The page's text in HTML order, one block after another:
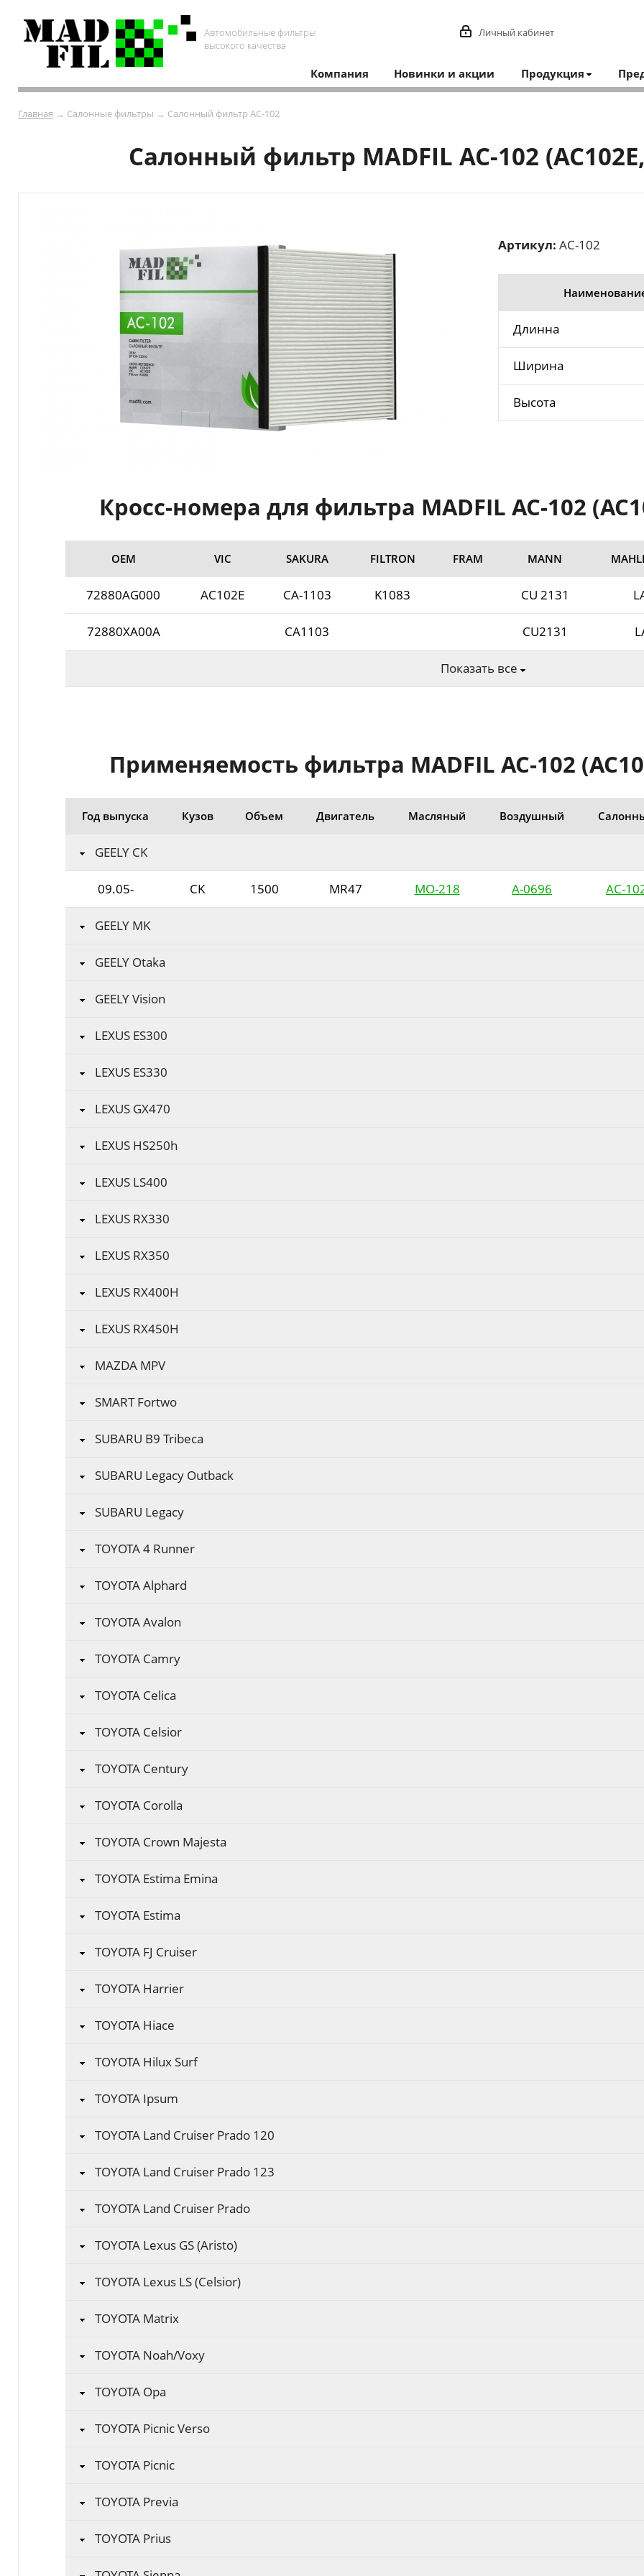
Автомобильные фильтры
высокого качества
Личный кабинет
Компания Новинки и акции Продукция
Главная → Салонные фильтры → Салонный фильтр AC-102
Салонный фильтр MADFIL AC-102
Артикул: AC-102
Длинна
Ширина
Высота
Кросс-номера для фильтра MADFIL AC-102
ОЕМ VIC SAKURA FILTRON FRAM MANN
72880AG000 AC102E CA-1103 K1083 CU 2131
72880XA00A CA1103 CU2131
Показать все
Применяемость фильтра MADFIL AC-102
Год выпуска Кузов Объем Двигатель Масляный Воздушный
GEELY CK
09.05- CK 1500 MR47 MO-218 A-0696 AC-
GEELY MK
GEELY Otaka
GEELY Vision
LEXUS ES300
LEXUS ES330
LEXUS GX470
LEXUS HS250h
LEXUS LS400
LEXUS RX330
LEXUS RX350
LEXUS RX400H
LEXUS RX450H
MAZDA MPV
SMART Fortwo
SUBARU B9 Tribeca
SUBARU Legacy Outback
SUBARU Legacy
TOYOTA 4 Runner
TOYOTA Alphard
TOYOTA Avalon
TOYOTA Camry
TOYOTA Celica
TOYOTA Celsior
TOYOTA Century
TOYOTA Corolla
TOYOTA Crown Majesta
TOYOTA Estima Emina
TOYOTA Estima
TOYOTA FJ Cruiser
TOYOTA Harrier
TOYOTA Hiace
TOYOTA Hilux Surf
TOYOTA Ipsum
TOYOTA Land Cruiser Prado 120
TOYOTA Land Cruiser Prado 123
TOYOTA Land Cruiser Prado
TOYOTA Lexus GS (Aristo)
TOYOTA Lexus LS (Celsior)
TOYOTA Matrix
TOYOTA Noah/Voxy
TOYOTA Opa
TOYOTA Picnic Verso
TOYOTA Picnic
TOYOTA Previa
TOYOTA Prius